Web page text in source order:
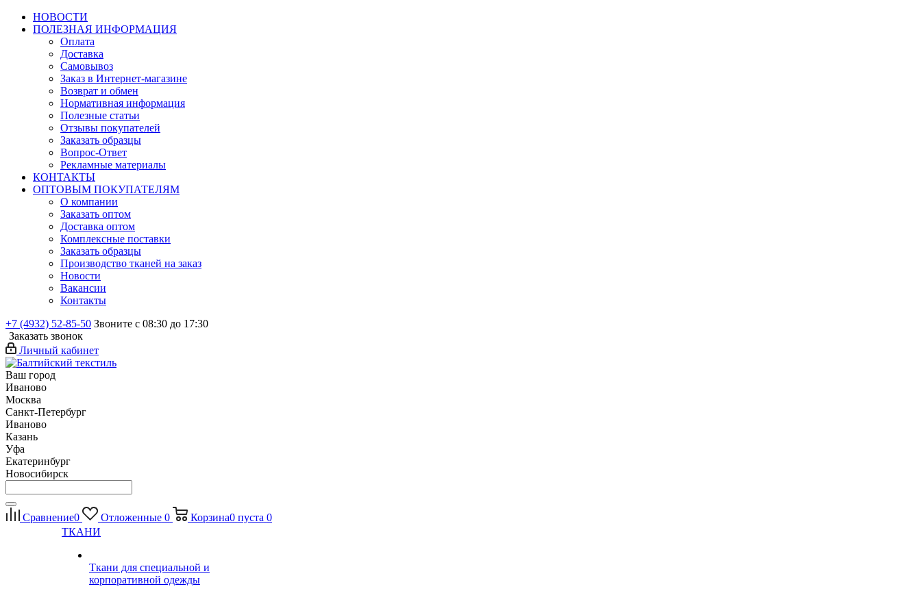
НОВОСТИ
ПОЛЕЗНАЯ ИНФОРМАЦИЯ
Оплата
Доставка
Самовывоз
Заказ в Интернет-магазине
Возврат и обмен
Нормативная информация
Полезные статьи
Отзывы покупателей
Заказать образцы
Вопрос-Ответ
Рекламные материалы
КОНТАКТЫ
ОПТОВЫМ ПОКУПАТЕЛЯМ
О компании
Заказать оптом
Доставка оптом
Комплексные поставки
Заказать образцы
Производство тканей на заказ
Новости
Вакансии
Контакты
+7 (4932) 52-85-50 Звоните с 08:30 до 17:30
Заказать звонок
Личный кабинет
Ваш город
Иваново
Москва
Санкт-Петербург
Иваново
Казань
Уфа
Екатеринбург
Новосибирск
Сравнение0 Отложенные 0 Корзина0 пуста 0
ТКАНИ
Ткани для специальной и
корпоративной одежды